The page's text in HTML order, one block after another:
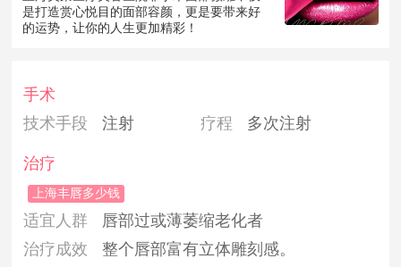
是打造赏心悦目的面部容颜，更是要带来好
的运势，让你的人生更加精彩！
手术
技术手段
注射 疗程 多次注射
治疗
上海丰唇多少钱
适宜人群
唇部过或薄萎缩老化者
治疗成效
整个唇部富有立体雕刻感。